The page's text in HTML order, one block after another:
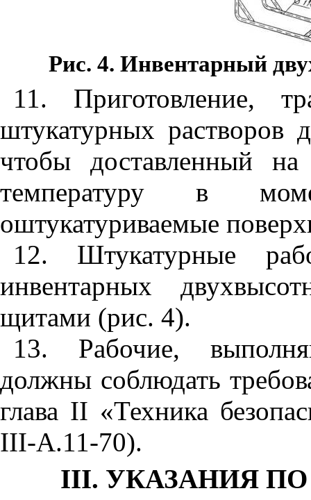
Рис. 4. Инвентарный
11. Приготовление,
штукатурных растворов
чтобы доставленный
температуру в
оштукатуриваемые
12. Штукатурные
инвентарных
щитами (рис. 4).
13. Рабочие,
должны соблюдать
глава II «Техника
III-A.11-70).
III. УКАЗАНИЯ